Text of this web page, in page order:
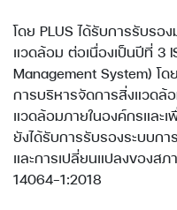
โดย PLUS ได้รับการรับรอ
แวดล้อม ต่อเนื่องเป็นปีที่ 3
Management System) โ
การบริหารจัดการสิ่งแวดล้
แวดล้อมภายในองค์กรและ
ยังได้รับการรับรองระบบกา
และการเปลี่ยนแปลงของส
14064-1:2018